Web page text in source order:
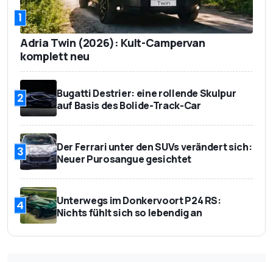
1
Adria Twin (2026): Kult-Campervan
komplett neu
2
Bugatti Destrier: eine rollende Skulpur
auf Basis des Bolide-Track-Car
3
Der Ferrari unter den SUVs verändert sich:
Neuer Purosangue gesichtet
4
Unterwegs im Donkervoort P24 RS:
Nichts fühlt sich so lebendig an